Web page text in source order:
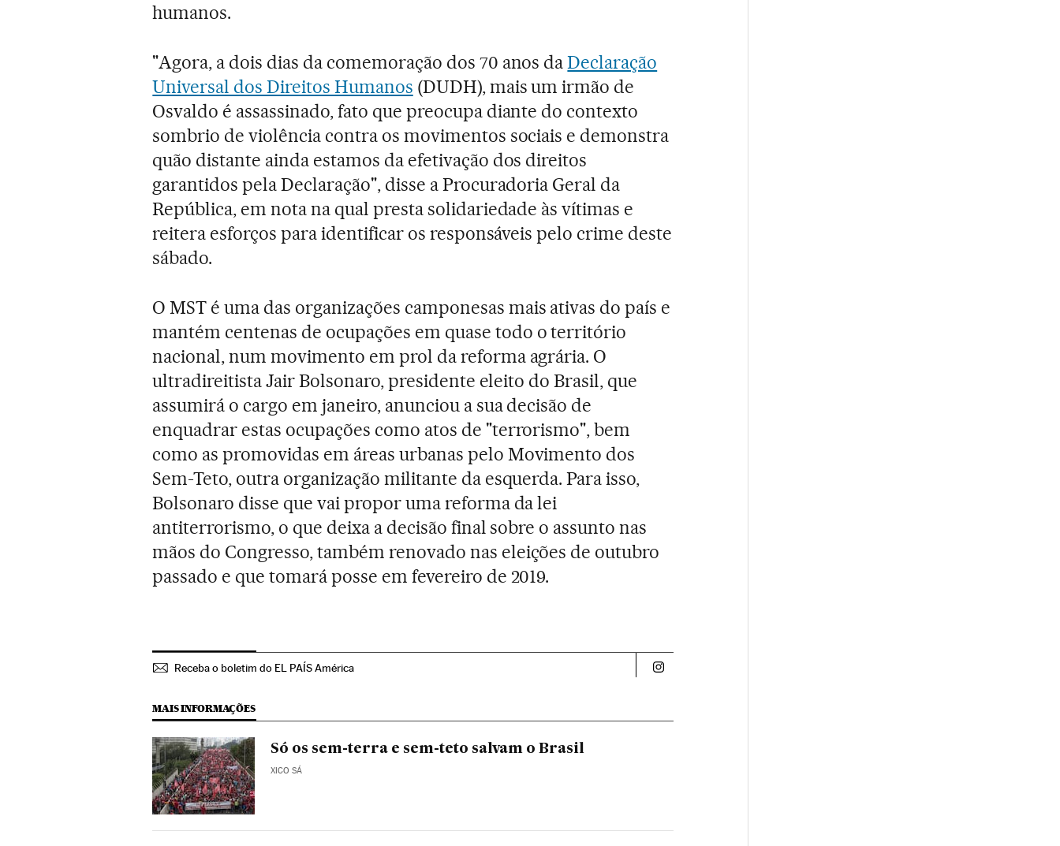
humanos.
"Agora, a dois dias da comemoração dos 70 anos daDeclaração
Universal dos Direitos Humanos (DUDH), mais um irmão de
Osvaldo é assassinado, fato que preocupa diante do contexto
sombrio de violência contra os movimentos sociais e demonstra
quão distante ainda estamos da efetivação dos direitos
garantidos pela Declaração", disse a Procuradoria Geral da
República, em nota na qual presta solidariedade às vítimas e
reitera esforços para identificar os responsáveis pelo crime deste
sábado.
O MST é uma das organizações camponesas mais ativas do país e
mantém centenas de ocupações em quase todo o território
nacional, num movimento em prol da reforma agrária. O
ultradireitista Jair Bolsonaro, presidente eleito do Brasil, que
assumirá o cargo em janeiro, anunciou a sua decisão de
enquadrar estas ocupações como atos de "terrorismo", bem
como as promovidas em áreas urbanas pelo Movimento dos
Sem-Teto, outra organização militante da esquerda. Para isso,
Bolsonaro disse que vai propor uma reforma da lei
antiterrorismo, o que deixa a decisão final sobre o assunto nas
mãos do Congresso, também renovado nas eleições de outubro
passado e que tomará posse em fevereiro de 2019.
Receba o boletim do EL PAÍS América Politica El País Brasil en Instagram
MAIS INFORMAÇÕES
Só os sem-terra e sem-teto salvam o Brasil
XICO SÁ